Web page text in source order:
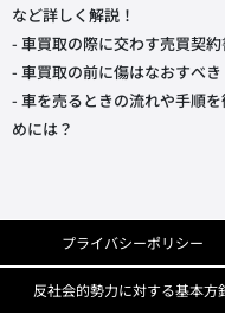
など詳しく解説！
- 車買取の際に交わす売買契
- 車買取の前に傷はなおすべ
- 車を売るときの流れや手順
めには？
プライバシーポリシー
反社会的勢力に対する基本方